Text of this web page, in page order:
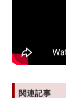
関連記事